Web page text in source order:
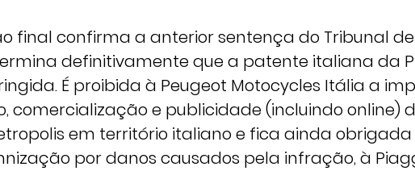
final confirma a anterior sentença do Tribunal de
definitivamente que a patente italiana da
É proibida à Peugeot Motocycles Itália a
comercialização e publicidade (incluindo online)
em território italiano e fica ainda
por danos causados pela infração, à